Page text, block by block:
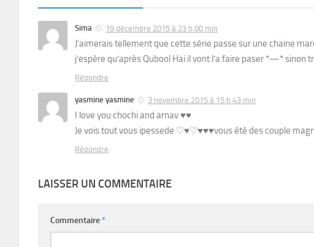
Sima 19 décembre 2015 à 23 h 00 min
J’aimerais tellement que cette série passe sur une chaine
j’espère qu’après Qubool Hai il vont l’a faire paser *—* sinon
Répondre
yasmine yasmine 3 novembre 2015 à 15 h 43 min
I love you chochi and arnav ♥♥
Je vois tout vous ipessede ♡♥♡♥♥♥vous été des couple
Répondre
LAISSER UN COMMENTAIRE
Commentaire*